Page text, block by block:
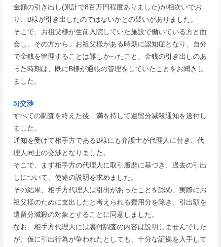
金額の引き出し(累計で8百万円程度ありました)が相次いでお
り、B様が引き出したのではないかとの疑いがありました。
そこで、お祖父様が生前入院していた施設で働いている方と面
会し、その方から、お祖父様がある時期に認知症となり、自分
で金銭を管理することは難しかったこと、金銭の引き出しのあ
った時期は、既にB様が通帳の管理をしていたことをお聞きし
ました。
5)交渉
すべての調査を終えた後、満を持して遺留分減殺通知を送付し
ました。
通知を受けて相手方であるB様にも弁護士が代理人に付き、代
理人同士の交渉となりました。
そこで、まず相手方の代理人に取引履歴に基づき、過去の引出
しについて、使途の説明を求めました。
その結果、相手方代理人は引出があったことを認め、実際にお
祖父様のために支出したと考えられる費用分を除き、引出額を
遺留分減殺の対象とすることに同意しました。
なお、相手方代理人には裏付調査の内容は説明しませんでした
が、仮に引出行為が争われたとしても、十分な証拠を入手して